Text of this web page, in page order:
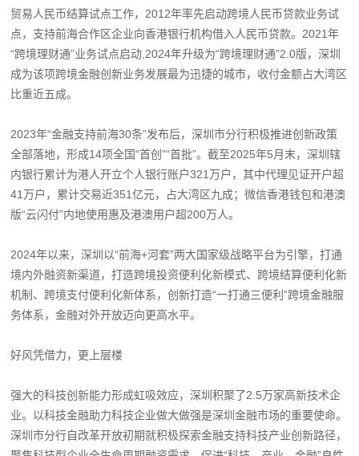
贸易人民币结算试点工作，2012年率先启动跨境人民币贷款业务试
点，支持前海合作区企业向香港银行机构借入人民币贷款。2021年
“跨境理财通”业务试点启动,2024年升级为“跨境理财通”2.0版，深圳
成为该项跨境金融创新业务发展最为迅捷的城市，收付金额占大湾区
比重近五成。
2023年“金融支持前海30条”发布后，深圳市分行积极推进创新政策
全部落地，形成14项全国“首创”“首批”。截至2025年5月末，深圳辖
内银行累计为港人开立个人银行账户321万户，其中代理见证开户超
41万户，累计交易近351亿元，占大湾区九成；微信香港钱包和港澳
版“云闪付”内地使用惠及港澳用户超200万人。
2024年以来，深圳以“前海+河套”两大国家级战略平台为引擎，打通
境内外融资新渠道，打造跨境投资便利化新模式、跨境结算便利化新
机制、跨境支付便利化新体系，创新打造“一打通三便利”跨境金融服
务体系，金融对外开放迈向更高水平。
好风凭借力，更上层楼
强大的科技创新能力形成虹吸效应，深圳积聚了2.5万家高新技术企
业。以科技金融助力科技企业做大做强是深圳金融市场的重要使命。
深圳市分行自改革开放初期就积极探索金融支持科技产业创新路径，